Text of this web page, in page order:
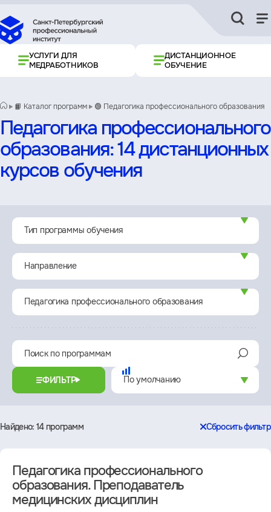
УСЛУГИ ДЛЯ
МЕДРАБОТНИКОВ
ДИСТАНЦИОННОЕ
ОБУЧЕНИЕ
📙 Каталог программ 🟢 Педагогика профессионального образования
Педагогика профессионального
образования: 14 дистанционных
курсов обучения
Фильтр
Тип программы обучения
Направление
Педагогика профессионального образования
ФИЛЬТР
Найдено 14 программ Сбросить фильтр
Педагогика профессионального
образования. Преподаватель
медицинских дисциплин